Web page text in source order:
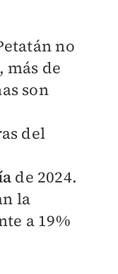
no
más de
son
del
de 2024.
la
a 19%